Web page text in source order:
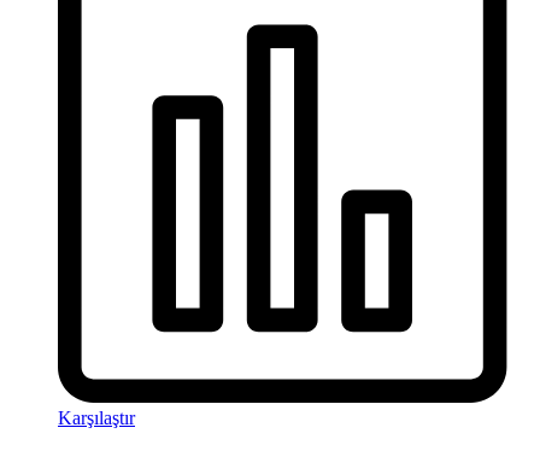
Karşılaştır